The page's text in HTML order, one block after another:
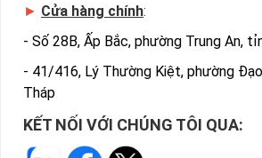
bạn vào trang chủ của Sim Tiền Giang,
giá “ ở ngay đầu trang chủ. Đây là danh
giảm giá vì một số lý do nên bạn có thể
phong thủy số đẹp lại có giá cực rẻ nữa.
chưa ưng ý về sim hợp mệnh Mộc cũng
thêm Sim hợp mệnh Kim, Sim hợp mệnh
► Cửa hàng chính:
- Số 28B, Ấp Bắc, phường Trung An,
- 41/416, Lý Thường Kiệt, phường
Tháp
KẾT NỐI VỚI CHÚNG TÔI QUA: